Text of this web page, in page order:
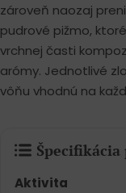
zároveň naozaj
pudrové pižmo,
vrchnej časti
arómy. Jednotlivé
vôňu vhodnú na
Aktivita